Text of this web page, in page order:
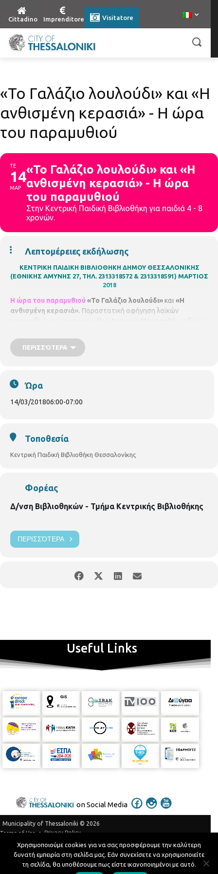
Cittadino Imprenditore Visitatore
«Το Γαλάζιο λουλούδι» και «Η
ανθισμένη κερασιά» - Η ώρα
του παραμυθιού
ΤΕ
14
ΜΑΡ
«Το Γαλάζιο λουλούδι» και «Η
ανθισμένη κερασιά» - Η ώρα
του παραμυθιού
Στην Κεντρική Παιδική Βιβλιοθήκη για παιδιά 4 - 8
χρονών.
Λεπτομέρειες εκδήλωσης
ΚΕΝΤΡΙΚΗ ΠΑΙΔΙΚΗ ΒΙΒΛΙΟΘΗΚΗ ΔΗΜΟΥ ΘΕΣΣΑΛΟΝΙΚΗΣ
(ΕΘΝΙΚΗΣ ΑΜΥΝΗΣ 27, ΤΗΛ. 2313318572 & 2313318591) ΜΑΡΤΙΟΣ
2018
Η ώρα του παραμυθιού «Το Γαλάζιο λουλούδι»και «Η
ανθισμένη κερασιά». Παραστατική αφήγηση λαϊκών
παραμυθόσκονη, θα ταξιδέψουμε στην Παραμυθωνία, θα
ζωγραφίσουμε και θα φτιάξουμε τα δικά μας λουλούδια από
ΠΕΡΙΣΣΌΤΕΡΑ
Ώρα
14/03/201806:00-07:00
Τοποθεσία
Κεντρική Παιδική Βιβλιοθήκη Θεσσαλονίκης
Φορέας
Δ/νση Βιβλιοθηκών - Τμήμα Κεντρικής Βιβλιοθήκης
ΠΕΡΙΣΣΌΤΕΡΑ
Useful Links
on Social Media
Municipality of Thessaloniki © 2026
Terms of Use
Privacy Policy
Telephone Catalog
Developed byMyCompany Projects
Χρησιμοποιούμε cookies για να σας προσφέρουμε την καλύτερη
δυνατή εμπειρία στη σελίδα μας. Εάν συνεχίσετε να χρησιμοποιείτε
τη σελίδα, θα υποθέσουμε πως είστε ικανοποιημένοι με αυτό.